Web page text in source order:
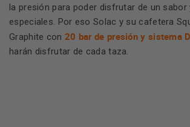
la presión para poder disfrutar de un sabor
especiales. Por eso Solac y su cafetera
Graphite con 20 bar de presión y sistema
harán disfrutar de cada taza.